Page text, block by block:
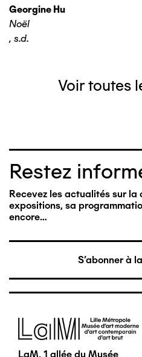
Georgine Hu
Noël
, s.d.
Voir toutes
Restez
Recevez les actualités sur la
expositions, sa
encore…
S'abonner à
Image
LaM, 1 allée du Musée